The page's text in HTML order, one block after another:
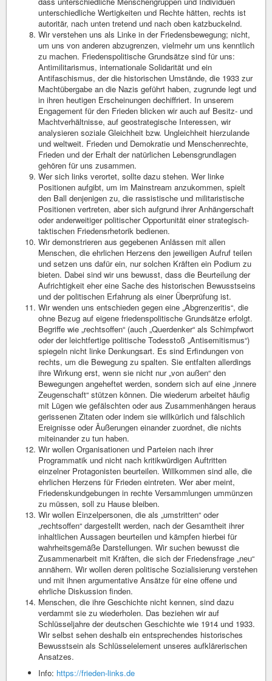
unterschiedliche Wertigkeiten und Rechte hätten, rechts ist
autoritär, nach unten tretend und nach oben katzbuckelnd.
Wir verstehen uns als Linke in der Friedensbewegung; nicht,
um uns von anderen abzugrenzen, vielmehr um uns kenntlich
zu machen. Friedenspolitische Grundsätze sind für uns:
Antimilitarismus, internationale Solidarität und ein
Antifaschismus, der die historischen Umstände, die 1933 zur
Machtübergabe an die Nazis geführt haben, zugrunde legt und
in ihren heutigen Erscheinungen dechiffriert. In unserem
Engagement für den Frieden blicken wir auch auf Besitz- und
Machtverhältnisse, auf geostrategische Interessen, wir
analysieren soziale Gleichheit bzw. Ungleichheit hierzulande
und weltweit. Frieden und Demokratie und Menschenrechte,
Frieden und der Erhalt der natürlichen Lebensgrundlagen
gehören für uns zusammen.
Wer sich links verortet, sollte dazu stehen. Wer linke
Positionen aufgibt, um im Mainstream anzukommen, spielt
den Ball denjenigen zu, die rassistische und militaristische
Positionen vertreten, aber sich aufgrund ihrer Anhängerschaft
oder anderweitiger politischer Opportunität einer strategisch-
taktischen Friedensrhetorik bedienen.
Wir demonstrieren aus gegebenen Anlässen mit allen
Menschen, die ehrlichen Herzens den jeweiligen Aufruf teilen
und setzen uns dafür ein, nur solchen Kräften ein Podium zu
bieten. Dabei sind wir uns bewusst, dass die Beurteilung der
Aufrichtigkeit eher eine Sache des historischen Bewusstseins
und der politischen Erfahrung als einer Überprüfung ist.
Wir wenden uns entschieden gegen eine „Abgrenzeritis“, die
ohne Bezug auf eigene friedenspolitische Grundsätze erfolgt.
Begriffe wie „rechtsoffen“ (auch „Querdenker“ als Schimpfwort
oder der leichtfertige politische Todesstoß „Antisemitismus“)
spiegeln nicht linke Denkungsart. Es sind Erfindungen von
rechts, um die Bewegung zu spalten. Sie entfalten allerdings
ihre Wirkung erst, wenn sie nicht nur „von außen“ den
Bewegungen angeheftet werden, sondern sich auf eine „innere
Zeugenschaft“ stützen können. Die wiederum arbeitet häufig
mit Lügen wie gefälschten oder aus Zusammenhängen heraus
gerissenen Zitaten oder indem sie willkürlich und fälschlich
Ereignisse oder Äußerungen einander zuordnet, die nichts
miteinander zu tun haben.
Wir wollen Organisationen und Parteien nach ihrer
Programmatik und nicht nach kritikwürdigen Auftritten
einzelner Protagonisten beurteilen. Willkommen sind alle, die
ehrlichen Herzens für Frieden eintreten. Wer aber meint,
Friedenskundgebungen in rechte Versammlungen ummünzen
zu müssen, soll zu Hause bleiben.
Wir wollen Einzelpersonen, die als „umstritten“ oder
„rechtsoffen“ dargestellt werden, nach der Gesamtheit ihrer
inhaltlichen Aussagen beurteilen und kämpfen hierbei für
wahrheitsgemäße Darstellungen. Wir suchen bewusst die
Zusammenarbeit mit Kräften, die sich der Friedensfrage „neu“
annähern. Wir wollen deren politische Sozialisierung verstehen
und mit ihnen argumentative Ansätze für eine offene und
ehrliche Diskussion finden.
Menschen, die ihre Geschichte nicht kennen, sind dazu
verdammt sie zu wiederholen. Das beziehen wir auf
Schlüsseljahre der deutschen Geschichte wie 1914 und 1933.
Wir selbst sehen deshalb ein entsprechendes historisches
Bewusstsein als Schlüsselelement unseres aufklärerischen
Ansatzes.
Info: https://frieden-links.de